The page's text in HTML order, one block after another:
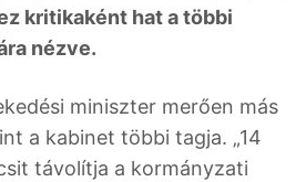
kritikaként hat a többi
nézve.
miniszter merően más
a kabinet többi tagja. „14
távolítja a kormányzati